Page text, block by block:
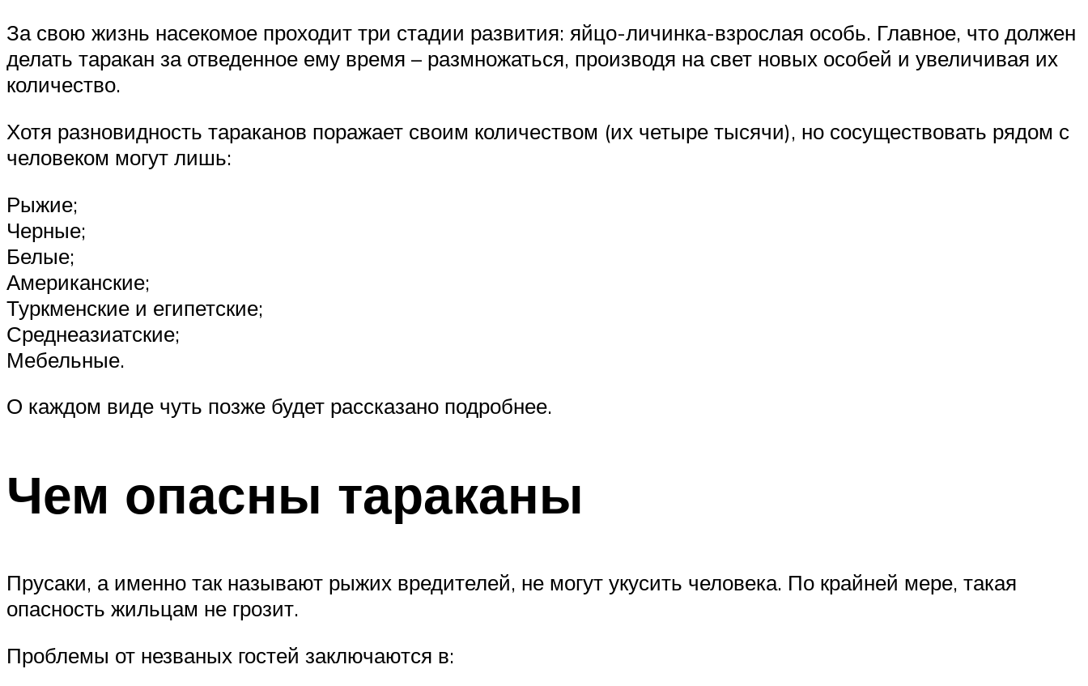
За свою жизнь насекомое проходит три стадии развития: яйцо-личинка-взрослая особь. Главное, что должен
делать таракан за отведенное ему время – размножаться, производя на свет новых особей и увеличивая их
количество.
Хотя разновидность тараканов поражает своим количеством (их четыре тысячи), но сосуществовать рядом с
человеком могут лишь:
Рыжие;
Черные;
Белые;
Американские;
Туркменские и египетские;
Среднеазиатские;
Мебельные.
О каждом виде чуть позже будет рассказано подробнее.
Чем опасны тараканы
Прусаки, а именно так называют рыжих вредителей, не могут укусить человека. По крайней мере, такая
опасность жильцам не грозит.
Проблемы от незваных гостей заключаются в: